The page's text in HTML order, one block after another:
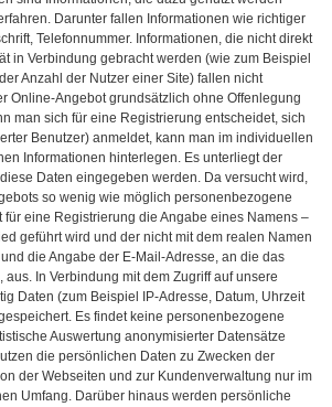
Darunter fallen Informationen wie richtiger
Telefonnummer. Informationen, die nicht direkt
in Verbindung gebracht werden (wie zum Beispiel
Anzahl der Nutzer einer Site) fallen nicht
Online-Angebot grundsätzlich ohne Offenlegung
man sich für eine Registrierung entscheidet, sich
Benutzer) anmeldet, kann man im individuellen
Informationen hinterlegen. Es unterliegt der
Daten eingegeben werden. Da versucht wird,
so wenig wie möglich personenbezogene
für eine Registrierung die Angabe eines Namens –
geführt wird und der nicht mit dem realen Namen
die Angabe der E-Mail-Adresse, an die das
aus. In Verbindung mit dem Zugriff auf unsere
Daten (zum Beispiel IP-Adresse, Datum, Uhrzeit
Es findet keine personenbezogene
Auswertung anonymisierter Datensätze
die persönlichen Daten zu Zwecken der
der Webseiten und zur Kundenverwaltung nur im
Umfang. Darüber hinaus werden persönliche